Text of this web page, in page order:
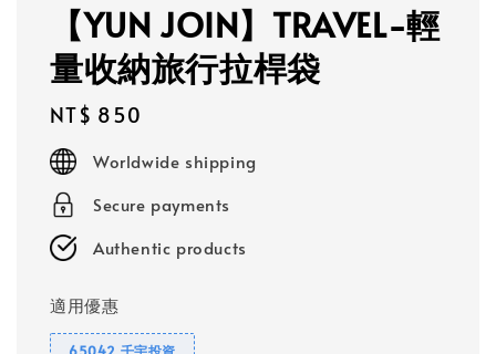
【YUN JOIN】TRAVEL-輕
量收納旅行拉桿袋
Regular
price
NT$ 850
Worldwide shipping
Secure payments
Authentic products
適用優惠